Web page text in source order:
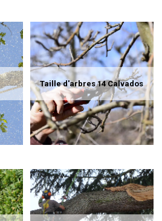
Taille d'arbres 14 Calvados